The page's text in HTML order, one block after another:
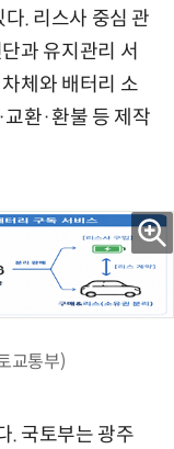
. 리스사 중심 관
과 유지관리 서
체와 배터리 소
환·환불 등 제작
교통부)
. 국토부는 광주